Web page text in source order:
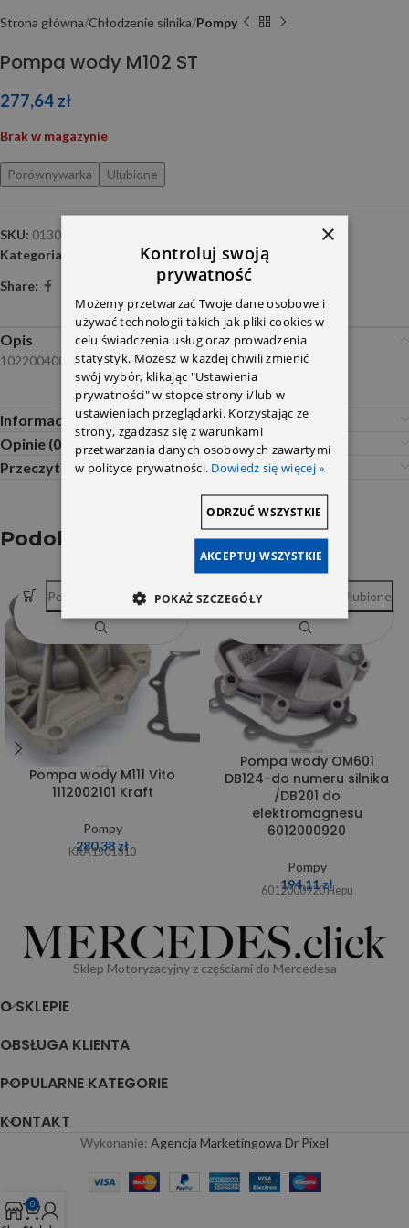
Strona główna Chłodzenie silnika Pompy
Pompa wody M102 ST
277,64 zł
Brak w magazynie
Porównywarka Ulubione
SKU: 0130269001
Kategoria:
Share:
Opis
1022004001
Informacje dodatkowe
Opinie (0)
Przeczytaj Przed Zakupem
Podobne produkty
Pompa wody M111 Vito
1112002101 Kraft
Pompy
280,38zł
KRA1501310
Porównywarka Ulubione SOLD OUT
Pompa wody OM601
DB124-do numeru silnika
/DB201 do
elektromagnesu
6012000920
Pompy
194,11zł
6012000920 Hepu
Porównywarka Ulubione
Sklep Motoryzacyjny z częściami do Mercedesa
O SKLEPIE
OBSŁUGA KLIENTA
POPULARNE KATEGORIE
KONTAKT
Wykonanie: Agencja Marketingowa Dr Pixel
0
×
Kontroluj swoją
prywatność
Możemy przetwarzać Twoje dane osobowe i
używać technologii takich jak pliki cookies w
celu świadczenia usług oraz prowadzenia
statystyk. Możesz w każdej chwili zmienić
swój wybór, klikając "Ustawienia
prywatności" w stopce strony i/lub w
ustawieniach przeglądarki. Korzystając ze
strony, zgadzasz się z warunkami
przetwarzania danych osobowych zawartymi
w polityce prywatności. Dowiedz się więcej »
AKCEPTUJ WSZYSTKIE
ODRZUĆ WSZYSTKIE
POKAŻ SZCZEGÓŁY